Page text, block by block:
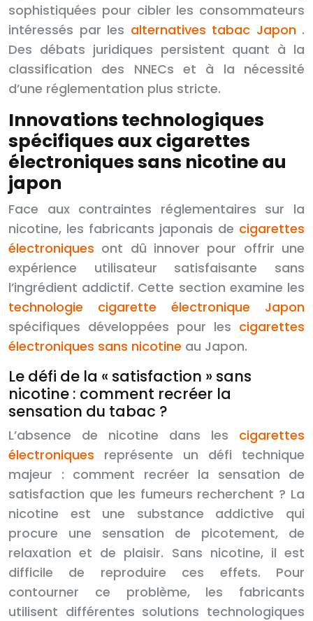
sophistiquées pour cibler les consommateurs
intéressés par les alternatives tabac Japon .
Des débats juridiques persistent quant à la
classification des NNECs et à la nécessité
d’une réglementation plus stricte.
Innovations technologiques
spécifiques aux cigarettes
électroniques sans nicotine au
japon
Face aux contraintes réglementaires sur la
nicotine, les fabricants japonais de cigarettes
électroniques ont dû innover pour offrir une
expérience utilisateur satisfaisante sans
l’ingrédient addictif. Cette section examine les
technologie cigarette électronique Japon
spécifiques développées pour les cigarettes
électroniques sans nicotine au Japon.
Le défi de la « satisfaction » sans
nicotine : comment recréer la
sensation du tabac ?
L’absence de nicotine dans les cigarettes
électroniques représente un défi technique
majeur : comment recréer la sensation de
satisfaction que les fumeurs recherchent ? La
nicotine est une substance addictive qui
procure une sensation de picotement, de
relaxation et de plaisir. Sans nicotine, il est
difficile de reproduire ces effets. Pour
contourner ce problème, les fabricants
utilisent différentes solutions technologiques